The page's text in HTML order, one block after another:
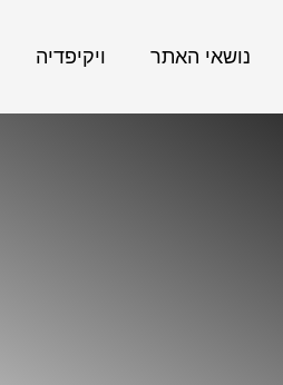
נושאי האתר ויקיפדיה